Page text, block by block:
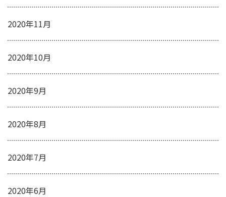
2020年11月
2020年10月
2020年9月
2020年8月
2020年7月
2020年6月